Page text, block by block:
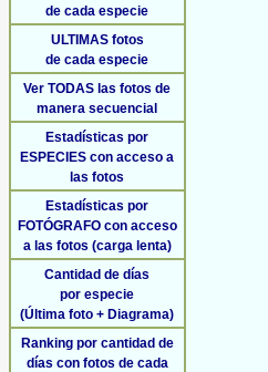
de cada especie
ULTIMAS fotos
de cada especie
Ver TODAS las fotos de
manera secuencial
Estadísticas por
ESPECIES con acceso a
las fotos
Estadísticas por
FOTÓGRAFO con acceso
a las fotos (carga lenta)
Cantidad de días
por especie
(Última foto + Diagrama)
Ranking por cantidad de
días con fotos de cada